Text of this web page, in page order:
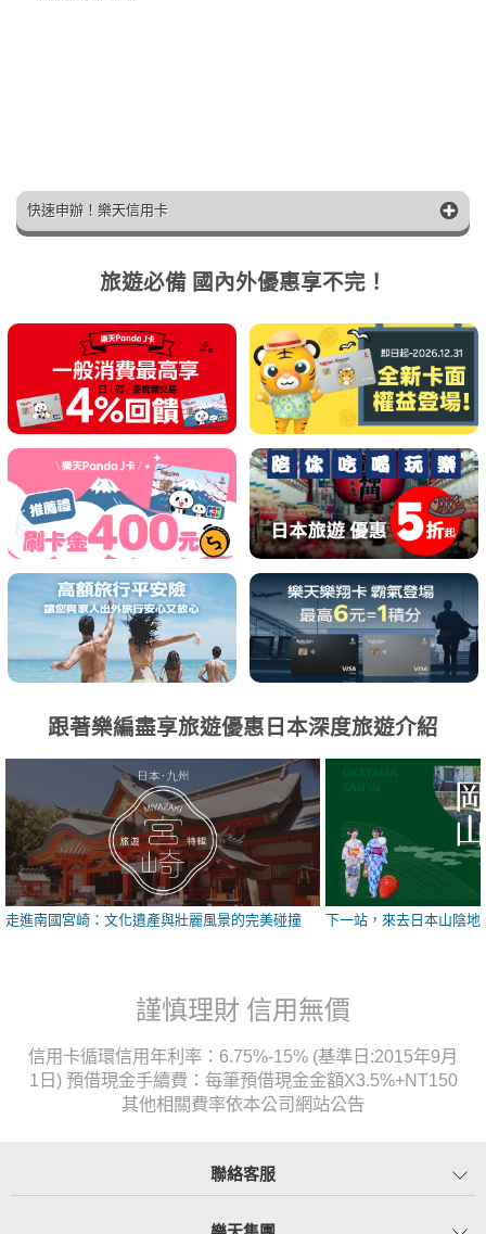
快速申辦！樂天信用卡
旅遊必備 國內外優惠享不完！
跟著樂編盡享旅遊優惠日本深度旅遊介紹
走進南國宮崎：文化遺產與壯麗風景的完美碰撞 下一站，來去日本山陰地
謹慎理財 信用無價
信用卡循環信用年利率：6.75%-15% (基準日:2015年9月
1日) 預借現金手續費：每筆預借現金金額X3.5%+NT150
其他相關費率依本公司網站公告
聯絡客服